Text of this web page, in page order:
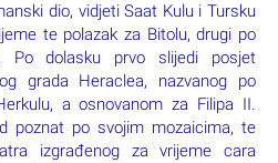
dio, vidjeti Saat Kulu i Tursku
te polazak za Bitolu, drugi po
Po dolasku prvo slijedi posjet
grada Heraclea, nazvanog po
a osnovanom za Filipa II.
poznat po svojim mozaicima, te
izgrađenog za vrijeme cara